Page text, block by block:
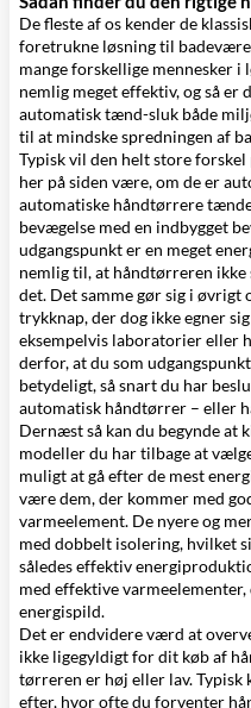
De fleste af os kender de
foretrukne løsning til
mange forskellige mennesker i
nemlig meget effektiv, og så er
automatisk tænd-sluk både
til at mindske spredningen af
Typisk vil den helt store
her på siden være, om de er
automatiske håndtørrere
bevægelse med en indbygget
udgangspunkt er en meget
nemlig til, at håndtørreren
det. Det samme gør sig i
trykknap, der dog ikke egner
eksempelvis laboratorier eller
derfor, at du som
betydeligt, så snart du har
automatisk håndtørrer – eller
Dernæst så kan du begynde at
modeller du har tilbage at
muligt at gå efter de mest
være dem, der kommer med
varmeelement. De nyere og
med dobbelt isolering, hvilket
således effektiv
med effektive
energispild.
Det er endvidere værd at
ikke ligegyldigt for dit køb af
tørreren er høj eller lav.
efter, hvor ofte du forventer